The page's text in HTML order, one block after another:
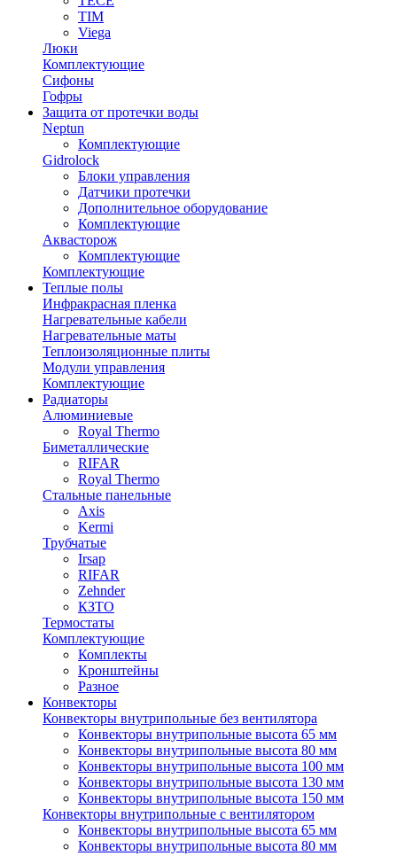
TIM
Viega
Люки
Комплектующие
Сифоны
Гофры
Защита от протечки воды
Neptun
Комплектующие
Gidrolock
Блоки управления
Датчики протечки
Дополнительное оборудование
Комплектующие
Аквасторож
Комплектующие
Комплектующие
Теплые полы
Инфракрасная пленка
Нагревательные кабели
Нагревательные маты
Теплоизоляционные плиты
Модули управления
Комплектующие
Радиаторы
Алюминиевые
Royal Thermo
Биметаллические
RIFAR
Royal Thermo
Стальные панельные
Axis
Kermi
Трубчатые
Irsap
RIFAR
Zehnder
КЗТО
Термостаты
Комплектующие
Комплекты
Кронштейны
Разное
Конвекторы
Конвекторы внутрипольные без вентилятора
Конвекторы внутрипольные высота 65 мм
Конвекторы внутрипольные высота 80 мм
Конвекторы внутрипольные высота 100 мм
Конвекторы внутрипольные высота 130 мм
Конвекторы внутрипольные высота 150 мм
Конвекторы внутрипольные с вентилятором
Конвекторы внутрипольные высота 65 мм
Конвекторы внутрипольные высота 80 мм